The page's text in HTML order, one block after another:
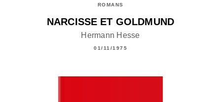
ROMANS
NARCISSE ET GOLDMUND
Hermann Hesse
01/11/1975